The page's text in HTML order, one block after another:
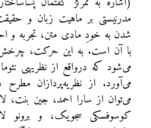
مدرنیستی بر ماهیت زبان و
شدن به خودِ مادی متن، تجربه و
با آن است. به این حرکت،
می‌شود که درواقع از نظریهی
می‌آورد. از نظریه‌پردازان
می‌توان از سارا احمد، جین بنت،
کوسوفسکی سجویک، و برونو